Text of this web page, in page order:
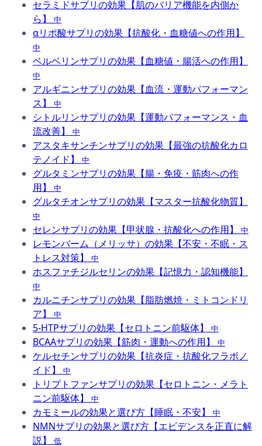
セラミドサプリの効果【肌のバリア機能を内側か
ら】
中
αリポ酸サプリの効果【抗酸化・血糖値への作用】
中
ベルベリンサプリの効果【血糖値・腸活への作用】
中
アルギニンサプリの効果【血流・運動パフォーマン
ス】
中
シトルリンサプリの効果【運動パフォーマンス・血
流改善】
中
アスタキサンチンサプリの効果【最強の抗酸化カロ
テノイド】
中
グルタミンサプリの効果【腸・免疫・筋肉への作
用】
中
グルタチオンサプリの効果【マスター抗酸化物質】
中
セレンサプリの効果【甲状腺・抗酸化への作用】 中
レモンバーム（メリッサ）の効果【不安・不眠・ス
トレス対策】
中
ホスファチジルセリンの効果【記憶力・認知機能】
中
カルニチンサプリの効果【脂肪燃焼・ミトコンドリ
ア】
中
5-HTPサプリの効果【セロトニン前駆体】 中
BCAAサプリの効果【筋肉・運動への作用】 中
ケルセチンサプリの効果【抗炎症・抗酸化フラボノ
イド】
中
トリプトファンサプリの効果【セロトニン・メラト
ニン前駆体】
中
カモミールの効果と選び方【睡眠・不安】 中
NMNサプリの効果と選び方【エビデンスを正直に解
説】
低